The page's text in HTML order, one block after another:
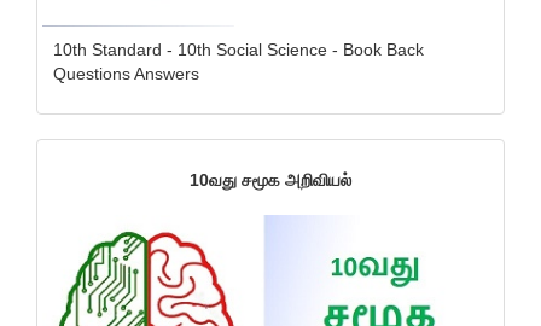
10th Standard - 10th Social Science - Book Back
Questions Answers
10வது சமூக அறிவியல்